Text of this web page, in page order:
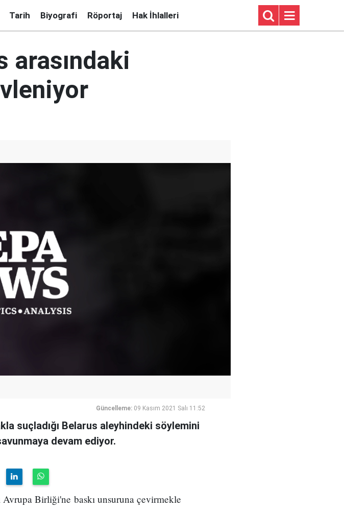
Tarih Biyografi Röportaj Hak İhlalleri
arasındaki
Güncelleme: 09 Kasım 2021 Salı 11:52
suçladığı Belarus aleyhindeki söylemini
devam ediyor.
Avrupa Birliği'ne baskı unsuruna çevirmekle